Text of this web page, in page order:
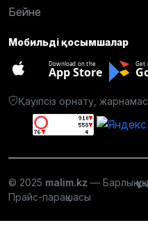
Бейне
Мобильді қосымшалар
Download on the
App Store
Get
Қауіпсіз орнату,
© 2025 malim.kz — Барлық
Прайс-парақшасы